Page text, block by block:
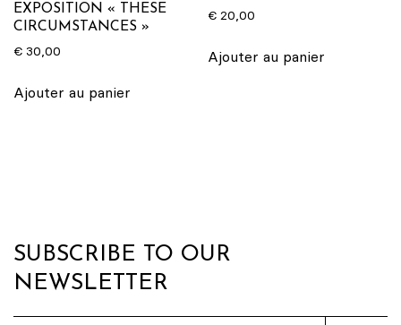
EXPOSITION « THESE
CIRCUMSTANCES »
€ 30,00
Ajouter au panier
€ 20,00
Ajouter au panier
SUBSCRIBE TO OUR
NEWSLETTER